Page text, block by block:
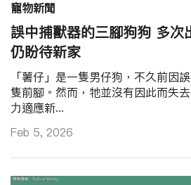
寵物新聞
誤中捕獸器的三腳狗狗 多次
仍盼待新家
Feb 5, 2026
「薯仔」是一隻男仔狗，不久前因
隻前腳。然而，牠並沒有因此而失
力適應新...